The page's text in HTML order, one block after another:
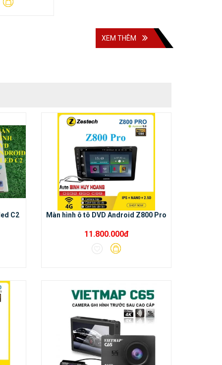
XEM THÊM
C2 Màn hình ô tô DVD Android Z800 Pro
11.800.000đ